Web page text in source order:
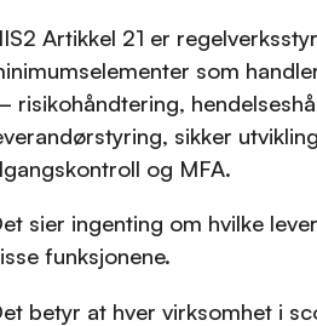
Artikkel 21 er
som
risikohåndtering,
sikker
og MFA.
sier ingenting om hvilke
funksjonene.
betyr at hver virksomhet i